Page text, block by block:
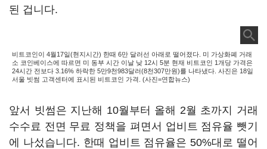
된 겁니다.
비트코인이 4월17일(현지시간) 한때 6만 달러선 아래로 떨어졌다. 미 가상화폐 거래
소 코인베이스에 따르면 미 동부 시간 이날 낮 12시 5분 현재 비트코인 1개당 가격은
24시간 전보다 3.16% 하락한 5만9천983달러(8천307만원)를 나타냈다. 사진은 18일
서울 빗썸 고객센터에 표시된 비트코인 가격. (사진=연합뉴스)
앞서 빗썸은 지난해 10월부터 올해 2월 초까지 거래
수수료 전면 무료 정책을 펴면서 업비트 점유율 뺏기
에 나섰습니다. 한때 업비트 점유율은 50%대로 떨어